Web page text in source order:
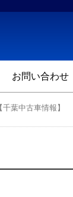
お問い合わせ
葉中古車情報】